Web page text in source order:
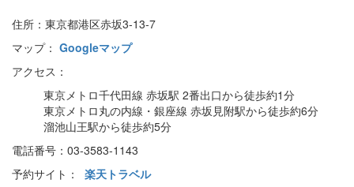
住所：東京都港区赤坂3-13-7
マップ： Googleマップ
アクセス：
東京メトロ千代田線 赤坂駅 2番出口から徒歩約1分
東京メトロ丸の内線・銀座線 赤坂見附駅から徒歩約6分
溜池山王駅から徒歩約5分
電話番号：03-3583-1143
予約サイト： 楽天トラベル